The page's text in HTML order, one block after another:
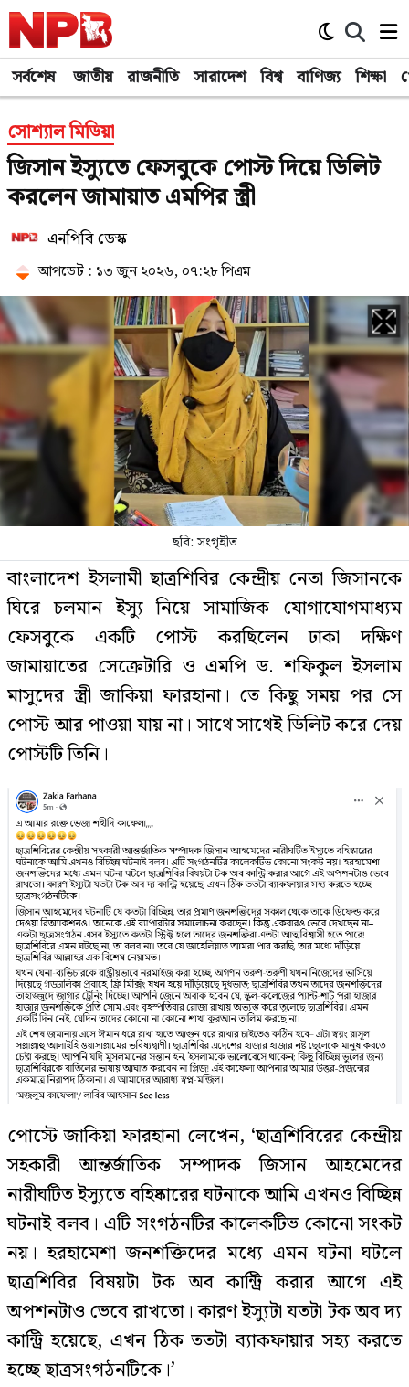
সর্বশেষ জাতীয় রাজনীতি সারাদেশ বিশ্ব বাণিজ্য শিক্ষা
সোশ্যাল মিডিয়া
জিসান ইস্যুতে ফেসবুকে পোস্ট দিয়ে ডিলিট
করলেন জামায়াত এমপির স্ত্রী
এনপিবি ডেস্ক
আপডেট : ১৩ জুন ২০২৬, ০৭:২৮ পিএম
ছবি: সংগৃহীত
বাংলাদেশ ইসলামী ছাত্রশিবির কেন্দ্রীয় নেতা জিসানকে
ঘিরে চলমান ইস্যু নিয়ে সামাজিক যোগাযোগমাধ্যম
ফেসবুকে একটি পোস্ট করছিলেন ঢাকা দক্ষিণ
জামায়াতের সেক্রেটারি ও এমপি ড. শফিকুল ইসলাম
মাসুদের স্ত্রী জাকিয়া ফারহানা। তে কিছু সময় পর সে
পোস্ট আর পাওয়া যায় না। সাথে সাথেই ডিলিট করে দেয়
পোস্টটি তিনি।
পোস্টে জাকিয়া ফারহানা লেখেন, ‘ছাত্রশিবিরের কেন্দ্রীয়
সহকারী আন্তর্জাতিক সম্পাদক জিসান আহমেদের
নারীঘটিত ইস্যুতে বহিষ্কারের ঘটনাকে আমি এখনও বিচ্ছিন্ন
ঘটনাই বলব। এটি সংগঠনটির কালেকটিভ কোনো সংকট
নয়। হরহামেশা জনশক্তিদের মধ্যে এমন ঘটনা ঘটলে
ছাত্রশিবির বিষয়টা টক অব কান্ট্রি করার আগে এই
অপশনটাও ভেবে রাখতো। কারণ ইস্যুটা যতটা টক অব দ্য
কান্ট্রি হয়েছে, এখন ঠিক ততটা ব্যাকফায়ার সহ্য করতে
হচ্ছে ছাত্রসংগঠনটিকে।’